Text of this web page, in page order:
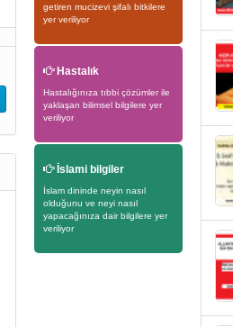
getiren mucizevi şifalı bitkilere
yer veriliyor
Hastalık
Hastalığınıza tıbbi çözümler ile
yaklaşan bilimsel bilgilere yer
veriliyor
İslami bilgiler
İslam dininde neyin nasıl
olduğunu ve neyi nasıl
yapacağınıza dair bilgilere yer
veriliyor